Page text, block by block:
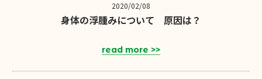
2020/02/08
身体の浮腫みについて 原因は？
read more >>